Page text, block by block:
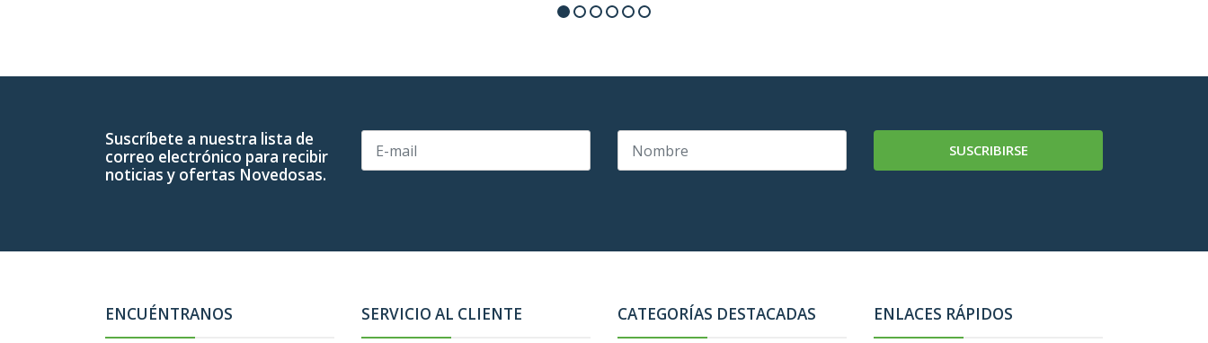
Suscríbete a nuestra lista de
correo electrónico para recibir
noticias y ofertas Novedosas.
SUSCRIBIRSE
ENCUÉNTRANOS SERVICIO AL CLIENTE CATEGORÍAS DESTACADAS ENLACES RÁPIDOS